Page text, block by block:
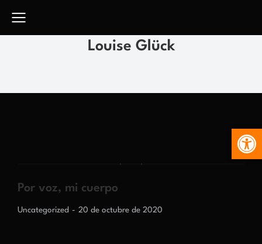
Louise Glück
Por voz, mi cuerpo
Uncategorized 20 de octubre de 2020